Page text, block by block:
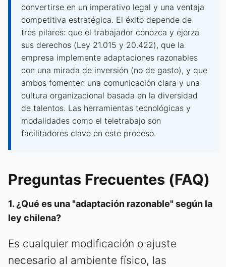
convertirse en un imperativo legal y una ventaja
competitiva estratégica. El éxito depende de
tres pilares: que el trabajador conozca y ejerza
sus derechos (Ley 21.015 y 20.422), que la
empresa implemente adaptaciones razonables
con una mirada de inversión (no de gasto), y que
ambos fomenten una comunicación clara y una
cultura organizacional basada en la diversidad
de talentos. Las herramientas tecnológicas y
modalidades como el teletrabajo son
facilitadores clave en este proceso.
Preguntas Frecuentes (FAQ)
1. ¿Qué es una "adaptación razonable" según la
ley chilena?
Es cualquier modificación o ajuste
necesario al ambiente físico, las